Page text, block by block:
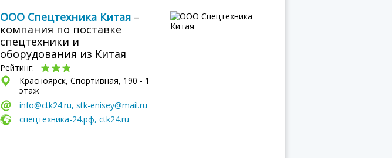
ООО Спецтехника Китая –
компания по поставке
спецтехники и
оборудования из Китая
Рейтинг:
Красноярск, Спортивная, 190 - 1
этаж
info@ctk24.ru, stk-enisey@mail.ru
спецтехника-24.рф, ctk24.ru